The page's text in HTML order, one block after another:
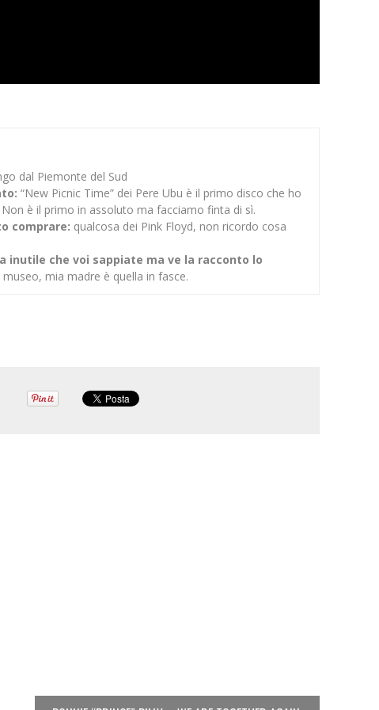
dal Piemonte del Sud
“New Picnic Time” dei Pere Ubu è il primo disco che ho
è il primo in assoluto ma facciamo finta di sì.
comprare: qualcosa dei Pink Floyd, non ricordo cosa
inutile che voi sappiate ma ve la racconto lo
mia madre è quella in fasce.